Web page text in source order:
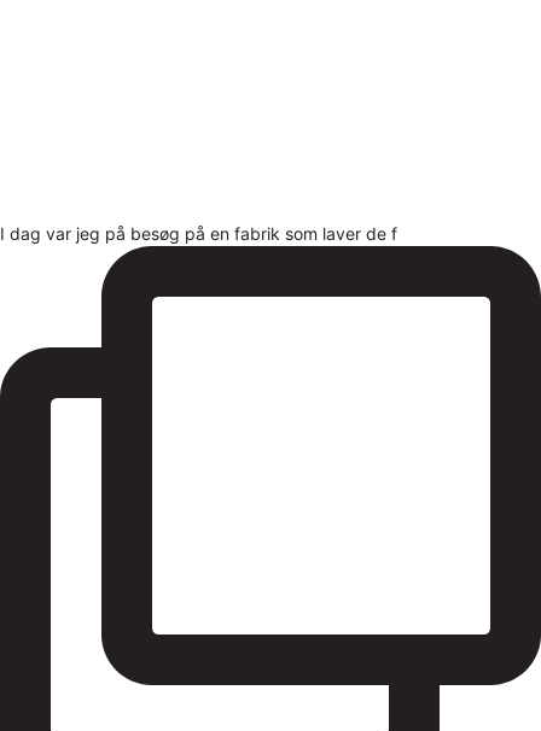
I dag var jeg på besøg på en fabrik som laver de f